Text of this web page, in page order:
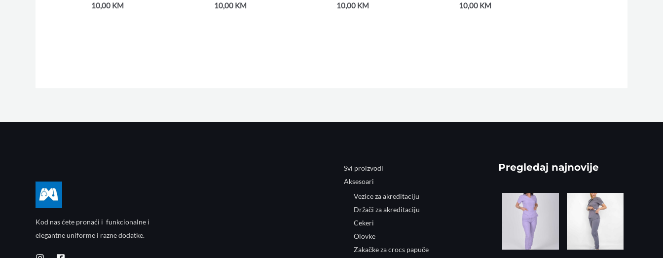
10,00 KM 10,00 KM 10,00 KM 10,00 KM
Kod nas ćete pronaći i funkcionalne i
elegantne uniforme i razne dodatke.
Svi proizvodi
Aksesoari
Vezice za akreditaciju
Držači za akreditaciju
Cekeri
Olovke
Zakačke za crocs papuče
Pregledaj najnovije